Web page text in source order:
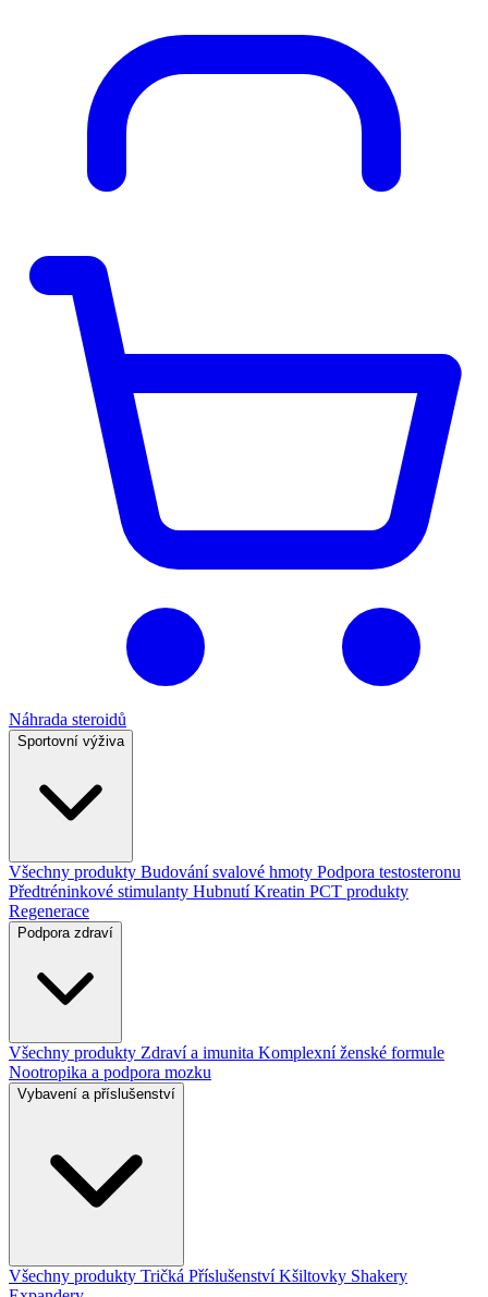
Náhrada steroidů
Sportovní výživa
Všechny produkty Budování svalové hmoty Podpora testosteronu
Předtréninkové stimulanty HubnutíKreatin PCT produkty
Regenerace
Podpora zdraví
Všechny produkty Zdraví a imunita Komplexní ženské formule
Nootropika a podpora mozku
Vybavení a příslušenství
Všechny produkty Tričká PříslušenstvíKšiltovky Shakery